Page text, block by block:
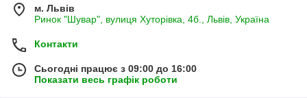
м. Львів
Ринок "Шувар", вулиця Хуторівка, 4б., Львів, Україна
Контакти
Сьогодні працює з 09:00 до 16:00
Показати весь графік роботи